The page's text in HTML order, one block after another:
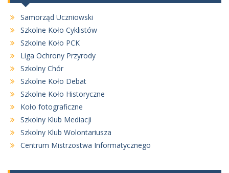
Samorząd Uczniowski
Szkolne Koło Cyklistów
Szkolne Koło PCK
Liga Ochrony Przyrody
Szkolny Chór
Szkolne Koło Debat
Szkolne Koło Historyczne
Koło fotograficzne
Szkolny Klub Mediacji
Szkolny Klub Wolontariusza
Centrum Mistrzostwa Informatycznego